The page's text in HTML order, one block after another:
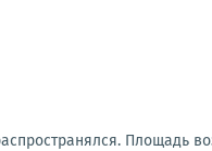
Площадь